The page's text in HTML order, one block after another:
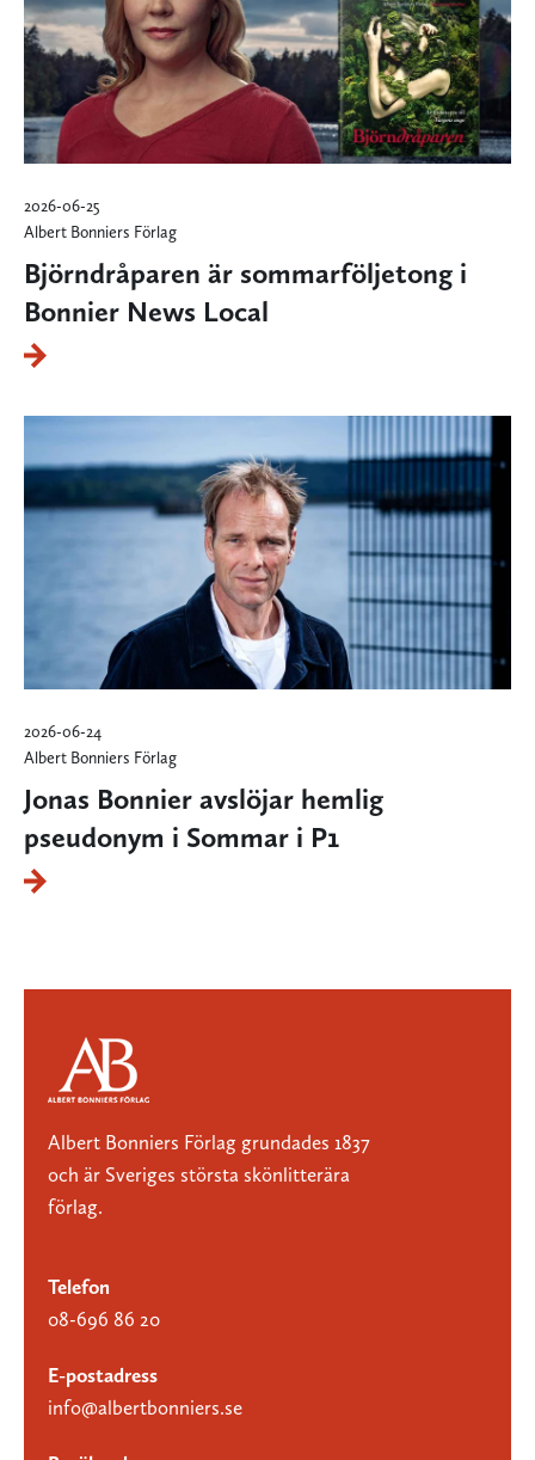
2026-06-25
Albert Bonniers Förlag
Björndråparen är sommarföljetong i
Bonnier News Local
2026-06-24
Albert Bonniers Förlag
Jonas Bonnier avslöjar hemlig
pseudonym i Sommar i P1
Albert Bonniers Förlag grundades 1837
och är Sveriges största skönlitterära
förlag.
Telefon
08-696 86 20
E-postadress
info@albertbonniers.se